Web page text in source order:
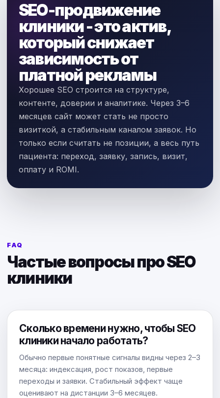
SEO-продвижение
клиники - это актив,
который снижает
зависимость от
платной рекламы
Хорошее SEO строится на структуре,
контенте, доверии и аналитике. Через 3–6
месяцев сайт может стать не просто
визиткой, а стабильным каналом заявок. Но
только если считать не позиции, а весь путь
пациента: переход, заявку, запись, визит,
оплату и ROMI.
FAQ
Частые вопросы про SEO
клиники
Сколько времени нужно, чтобы SEO
клиники начало работать?
Обычно первые понятные сигналы видны через 2–3
месяца: индексация, рост показов, первые
переходы и заявки. Стабильный эффект чаще
оценивают на дистанции 3–6 месяцев.